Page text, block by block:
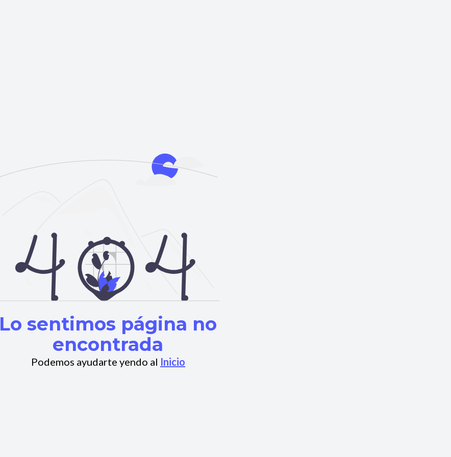
Lo sentimos página no
encontrada
Podemos ayudarte yendo al Inicio